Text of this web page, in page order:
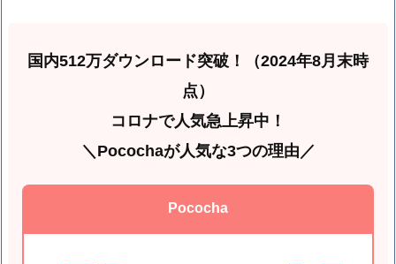
国内512万ダウンロード突破！（2024年8月末時
点）
コロナで人気急上昇中！
＼Pocochaが人気な3つの理由／
Pococha